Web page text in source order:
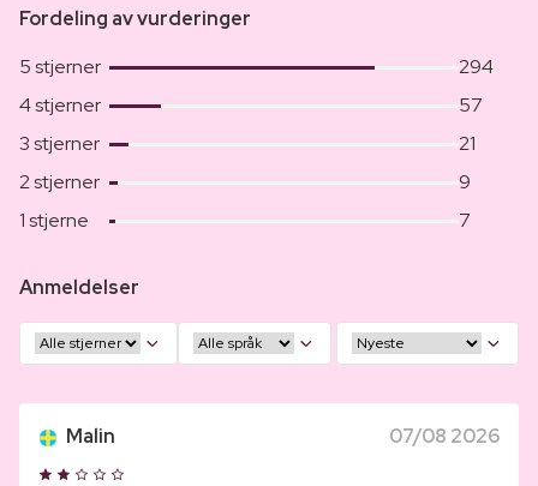
Fordeling av vurderinger
5 stjerner
294
4 stjerner
57
3 stjerner
21
2 stjerner
9
1 stjerne
7
Anmeldelser
Malin 07/08 2026